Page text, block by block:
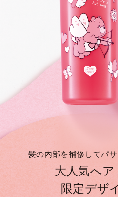
髪の内部を補修してパ
大人気へ
限定デザ